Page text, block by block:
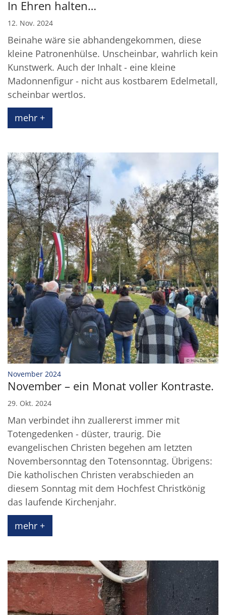
In Ehren halten…
12. Nov. 2024
Beinahe wäre sie abhandengekommen, diese
kleine Patronenhülse. Unscheinbar, wahrlich kein
Kunstwerk. Auch der Inhalt - eine kleine
Madonnenfigur - nicht aus kostbarem Edelmetall,
scheinbar wertlos.
mehr +
© Huu Duc Tran
November 2024:
November – ein Monat voller Kontraste.
29. Okt. 2024
Man verbindet ihn zuallererst immer mit
Totengedenken - düster, traurig. Die
evangelischen Christen begehen am letzten
Novembersonntag den Totensonntag. Übrigens:
Die katholischen Christen verabschieden an
diesem Sonntag mit dem Hochfest Christkönig
das laufende Kirchenjahr.
mehr +